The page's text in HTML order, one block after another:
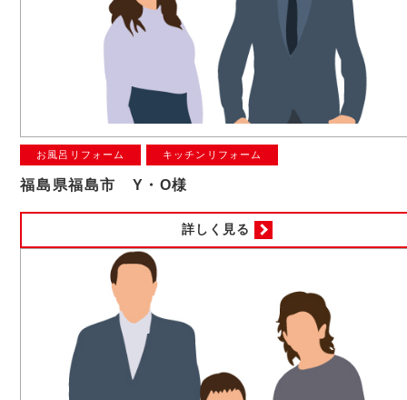
お風呂リフォーム キッチンリフォーム
福島県福島市 Y・O様
詳しく見る